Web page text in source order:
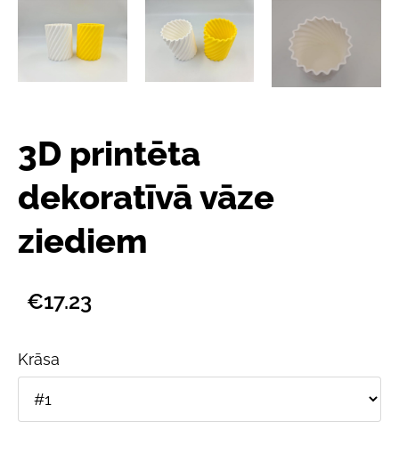
3D printēta
dekoratīvā vāze
ziediem
€17.23
Krāsa